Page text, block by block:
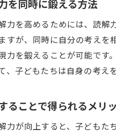
を同時に鍛える方法
力を高めるためには、読解
すが、同時に自分の考えを
力を鍛えることが可能です
、子どもたちは自身の考え
ることで得られるメリ
力が向上すると、子どもた